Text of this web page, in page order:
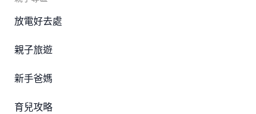
放電好去處
親子旅遊
新手爸媽
育兒攻略